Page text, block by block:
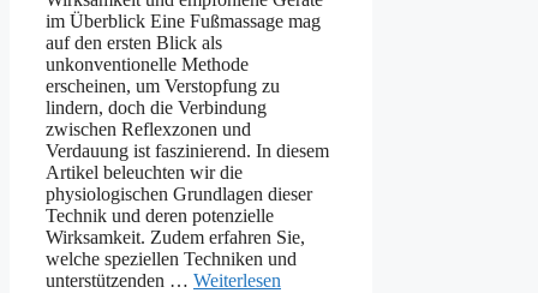
im Überblick Eine Fußmassage mag
auf den ersten Blick als
unkonventionelle Methode
erscheinen, um Verstopfung zu
lindern, doch die Verbindung
zwischen Reflexzonen und
Verdauung ist faszinierend. In diesem
Artikel beleuchten wir die
physiologischen Grundlagen dieser
Technik und deren potenzielle
Wirksamkeit. Zudem erfahren Sie,
welche speziellen Techniken und
unterstützenden … Weiterlesen